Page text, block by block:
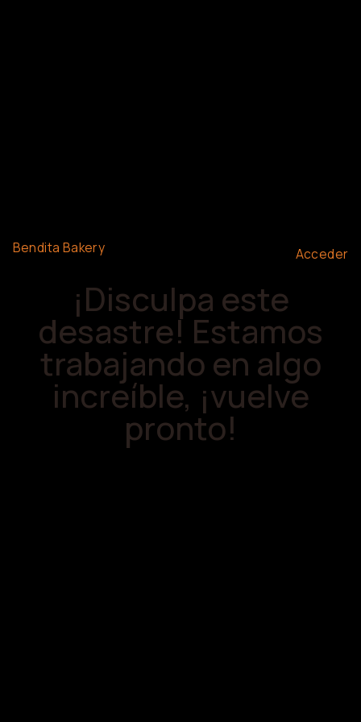
Bendita Bakery Acceder
¡Disculpa este
desastre! Estamos
trabajando en algo
increíble, ¡vuelve
pronto!